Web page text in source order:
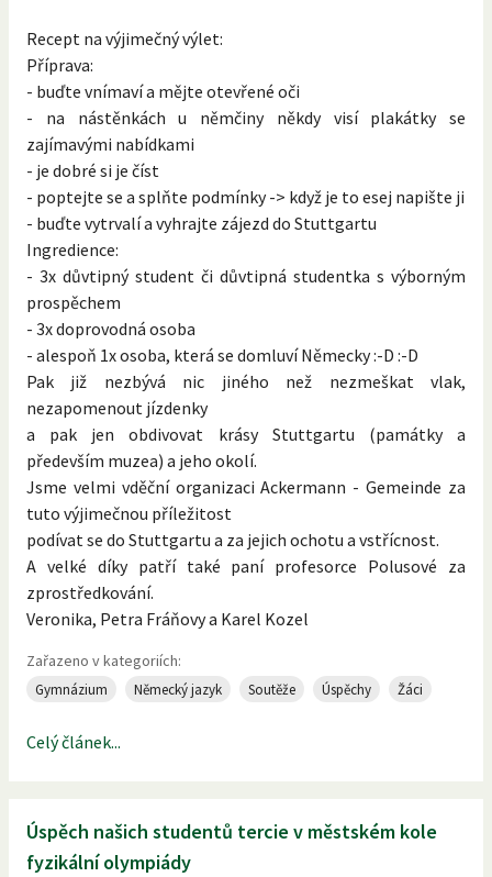
Recept na výjimečný výlet:
Příprava:
- buďte vnímaví a mějte otevřené oči
- na nástěnkách u němčiny někdy visí plakátky se
zajímavými nabídkami
- je dobré si je číst
- poptejte se a splňte podmínky -> když je to esej napište ji
- buďte vytrvalí a vyhrajte zájezd do Stuttgartu
Ingredience:
- 3x důvtipný student či důvtipná studentka s výborným
prospěchem
- 3x doprovodná osoba
- alespoň 1x osoba, která se domluví Německy :-D :-D
Pak již nezbývá nic jiného než nezmeškat vlak,
nezapomenout jízdenky
a pak jen obdivovat krásy Stuttgartu (památky a
především muzea) a jeho okolí.
Jsme velmi vděční organizaci Ackermann - Gemeinde za
tuto výjimečnou příležitost
podívat se do Stuttgartu a za jejich ochotu a vstřícnost.
A velké díky patří také paní profesorce Polusové za
zprostředkování.
Veronika, Petra Fráňovy a Karel Kozel
Zařazeno v kategoriích:
Gymnázium Německý jazyk Soutěže Úspěchy Žáci
Celý článek...
Úspěch našich studentů tercie v městském kole
fyzikální olympiády